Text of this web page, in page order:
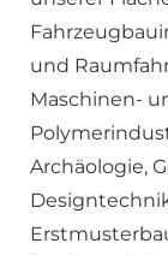
und
Maschinen-
Archäologie,